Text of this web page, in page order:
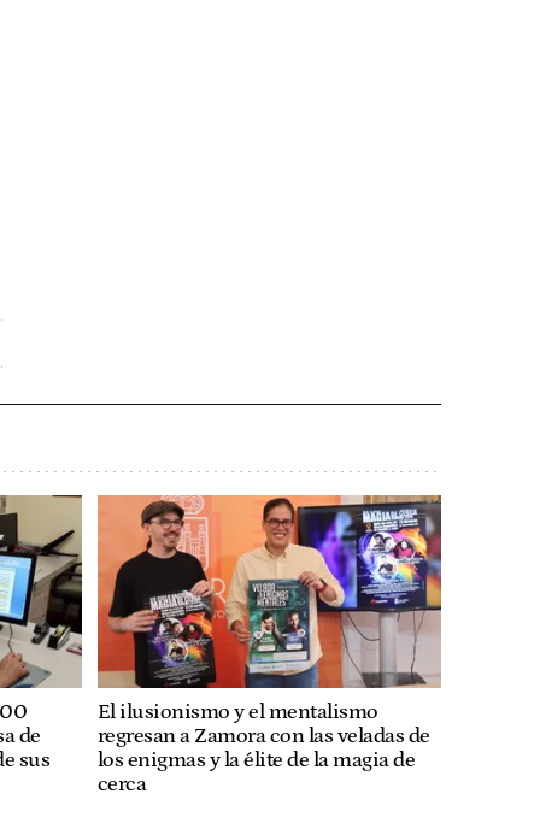
de
sus
El ilusionismo y el mentalismo
regresan a Zamora con las veladas de
los enigmas y la élite de la magia de
cerca